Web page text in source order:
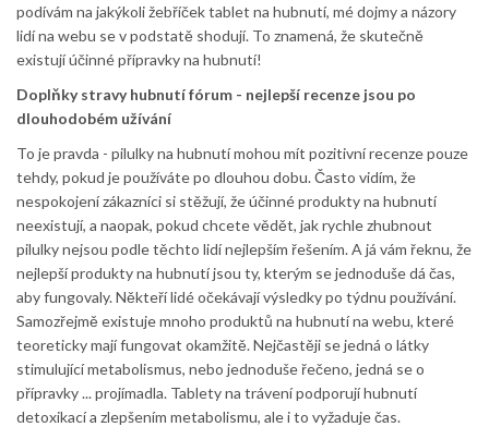
podívám na jakýkoli žebříček tablet na hubnutí, mé dojmy a názory
lidí na webu se v podstatě shodují. To znamená, že skutečně
existují účinné přípravky na hubnutí!
Doplňky stravy hubnutí fórum - nejlepší recenze jsou po
dlouhodobém užívání
To je pravda - pilulky na hubnutí mohou mít pozitivní recenze pouze
tehdy, pokud je používáte po dlouhou dobu. Často vidím, že
nespokojení zákazníci si stěžují, že účinné produkty na hubnutí
neexistují, a naopak, pokud chcete vědět, jak rychle zhubnout
pilulky nejsou podle těchto lidí nejlepším řešením. A já vám řeknu, že
nejlepší produkty na hubnutí jsou ty, kterým se jednoduše dá čas,
aby fungovaly. Někteří lidé očekávají výsledky po týdnu používání.
Samozřejmě existuje mnoho produktů na hubnutí na webu, které
teoreticky mají fungovat okamžitě. Nejčastěji se jedná o látky
stimulující metabolismus, nebo jednoduše řečeno, jedná se o
přípravky ... projímadla. Tablety na trávení podporují hubnutí
detoxikací a zlepšením metabolismu, ale i to vyžaduje čas.